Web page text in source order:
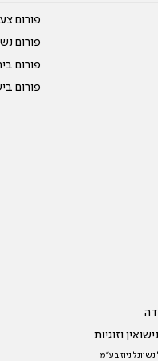
וזוגיות
פורום
פורום
פורום
פורום
ניוז בע"מ.